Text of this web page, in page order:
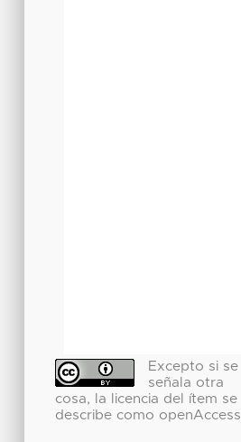
Excepto si se
señala otra
cosa, la licencia del ítem se
describe como openAccess